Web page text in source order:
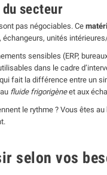
secteur
pas négociables. Ce
unités
sensibles (ERP,
dans le cadre
fait la différence entre un
fluide frigorigèneet aux
le rythme ? Vous êtes
selon vos